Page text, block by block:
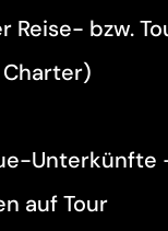
bzw.
Unterkünfte
auf Tour